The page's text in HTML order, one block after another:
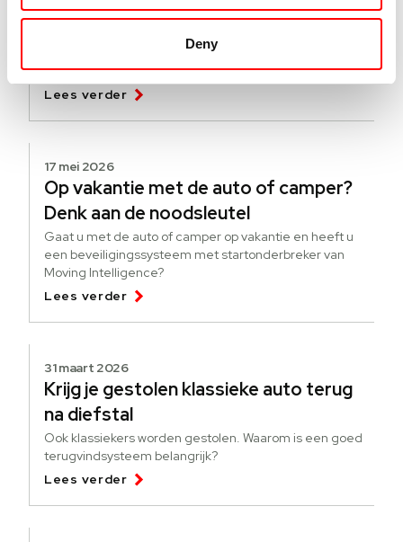
Deny
verandert er per 1 juli 2026
Vanaf 1 juli 2026 verandert de Europese wetgeving voor
bedrijfswagens. De tachograafplicht wordt uitgebreid
naar voertuigen vanaf 2.500 kg die internationaal
goederen vervoeren.
Lees verder
17 mei 2026
Op vakantie met de auto of camper?
Denk aan de noodsleutel
Gaat u met de auto of camper op vakantie en heeft u
een beveiligingssysteem met startonderbreker van
Moving Intelligence?
Lees verder
31 maart 2026
Krijg je gestolen klassieke auto terug
na diefstal
Ook klassiekers worden gestolen. Waarom is een goed
terugvindsysteem belangrijk?
Lees verder